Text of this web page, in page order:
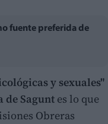
fuente preferida de
y sexuales"
de Sagunt es lo que
Obreras